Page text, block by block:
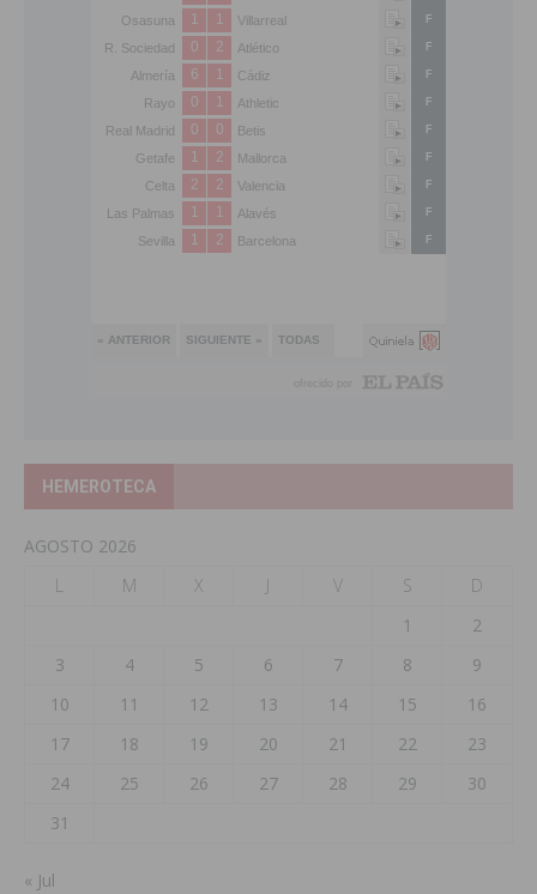
HEMEROTECA
AGOSTO 2026
L
M X J V S
D
1
2
3
4 5 6 7 8
9
10
11 12 13 14 15
16
17
18 19 20 21 22
23
24
25 26 27 28 29
30
31
« Jul